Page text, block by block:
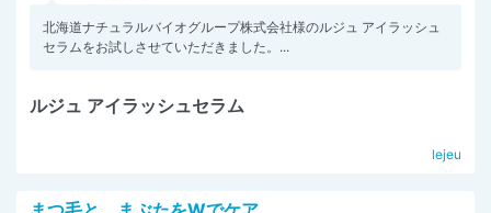
北海道ナチュラルバイオグループ株式会社様のルジュ アイラッシュ
セラムをお試しさせていただきました。...
ルジュ アイラッシュセラム
lejeu